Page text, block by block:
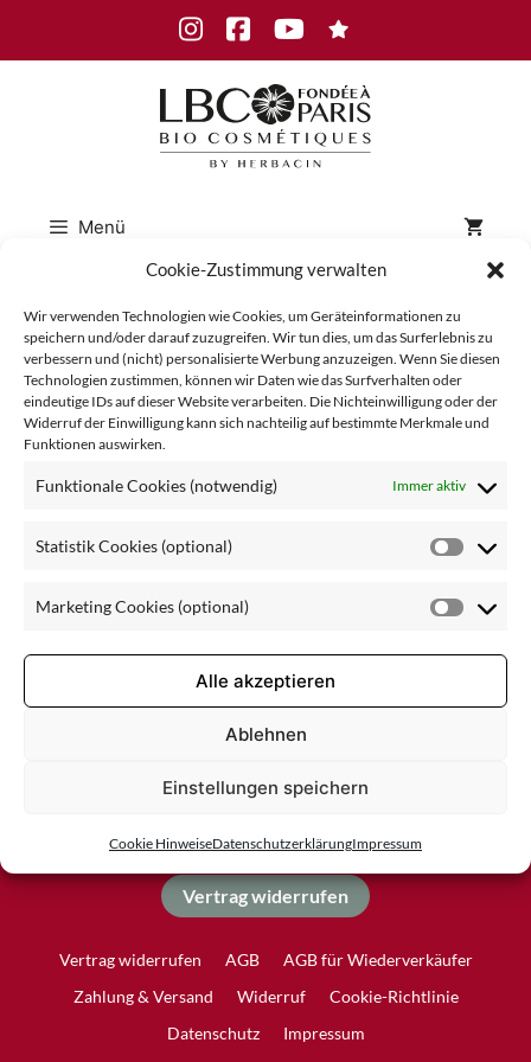
Cookie-Zustimmung verwalten
Wir verwenden Technologien wie Cookies, um Geräteinformationen zu
speichern und/oder darauf zuzugreifen. Wir tun dies, um das Surferlebnis zu
verbessern und (nicht) personalisierte Werbung anzuzeigen. Wenn Sie diesen
Technologien zustimmen, können wir Daten wie das Surfverhalten oder
eindeutige IDs auf dieser Website verarbeiten. Die Nichteinwilligung oder der
Widerruf der Einwilligung kann sich nachteilig auf bestimmte Merkmale und
Funktionen auswirken.
Funktionale Cookies (notwendig) Immer aktiv
Statistik Cookies (optional)
Marketing Cookies (optional)
Alle akzeptieren
Ablehnen
Einstellungen speichern
Cookie HinweiseDatenschutzerklärungImpressum
InstagramFacebookYoutube
Menü
01-LBC-
Bild1
Vertrag widerrufen
Vertrag widerrufen AGB
AGB für Wiederverkäufer
Zahlung & Versand
Widerruf
Cookie-Richtlinie
Datenschutz
Impressum